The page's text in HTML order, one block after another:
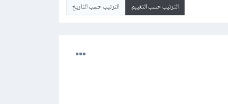
الترتيب حسب التقييم الترتيب حسب التاريخ